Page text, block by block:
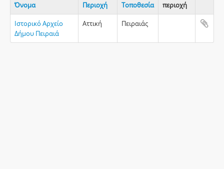
Όνομα Περιοχή Τοποθεσία
περιοχή
Ιστορικό Αρχείο
Δήμου Πειραιά
Αττική Πειραιάς